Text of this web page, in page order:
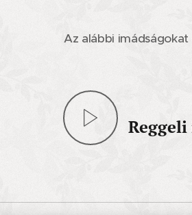
Az alábbi imádságokat